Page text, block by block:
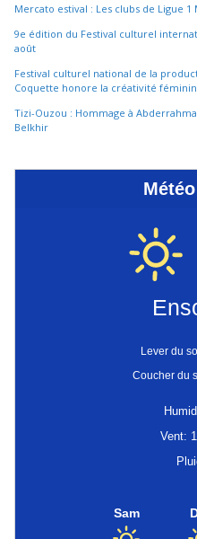
Mercato estival : Les clubs de Ligue
9e édition du Festival culturel
août
Festival culturel national de la
Coquette honore la créativité
Tizi-Ouzou : Hommage à
Belkhir
Lever du
Coucher du
Vent:
Sam